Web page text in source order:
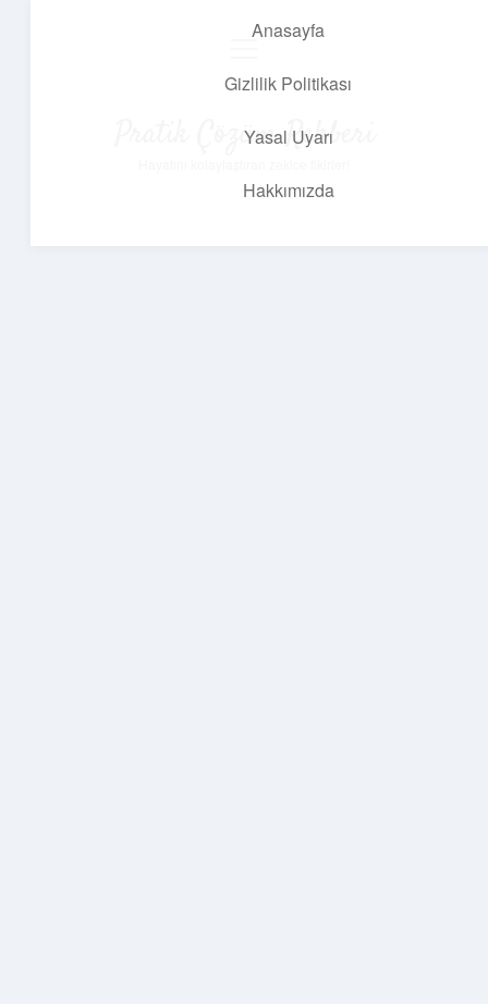
Anasayfa
Gizlilik Politikası
Yasal Uyarı
Hakkımızda
Pratik Çözüm Rehberi